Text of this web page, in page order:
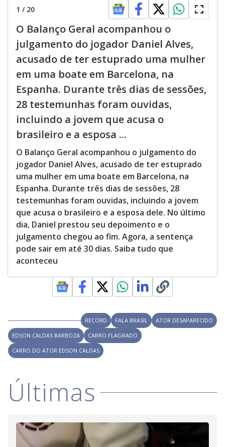
e
o
1 / 20
O Balanço Geral acompanhou o
julgamento do jogador Daniel Alves,
acusado de ter estuprado uma mulher
em uma boate em Barcelona, na
Espanha. Durante três dias de sessões,
28 testemunhas foram ouvidas,
incluindo a jovem que acusa o
brasileiro e a esposa ...
O Balanço Geral acompanhou o julgamento do
jogador Daniel Alves, acusado de ter estuprado
uma mulher em uma boate em Barcelona, na
Espanha. Durante três dias de sessões, 28
testemunhas foram ouvidas, incluindo a jovem
que acusa o brasileiro e a esposa dele. No último
dia, Daniel prestou seu depoimento e o
julgamento chegou ao fim. Agora, a sentença
pode sair em até 30 dias. Saiba tudo que
aconteceu
RECORD FALA BRASIL
ATOR DESAPARECIDO
EDSON CALDAS BARBOZA
CARRO FLAGRADO
CARRO DO ATOR EDSON CALDAS
Últimas